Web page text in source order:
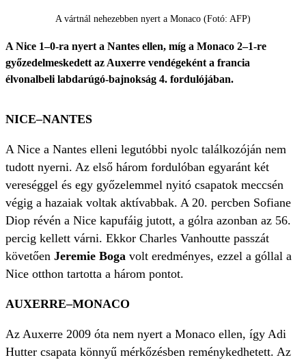
A vártnál nehezebben nyert a Monaco (Fotó: AFP)
A Nice 1–0-ra nyert a Nantes ellen, míg a Monaco 2–1-re
győzedelmeskedett az Auxerre vendégeként a francia
élvonalbeli labdarúgó-bajnokság 4. fordulójában.
NICE–NANTES
A Nice a Nantes elleni legutóbbi nyolc találkozóján nem
tudott nyerni. Az első három fordulóban egyaránt két
vereséggel és egy győzelemmel nyitó csapatok meccsén
végig a hazaiak voltak aktívabbak. A 20. percben Sofiane
Diop révén a Nice kapufáig jutott, a gólra azonban az 56.
percig kellett várni. Ekkor Charles Vanhoutte passzát
követően Jeremie Boga volt eredményes, ezzel a góllal a
Nice otthon tartotta a három pontot.
AUXERRE–MONACO
Az Auxerre 2009 óta nem nyert a Monaco ellen, így Adi
Hutter csapata könnyű mérkőzésben reménykedhetett. Az